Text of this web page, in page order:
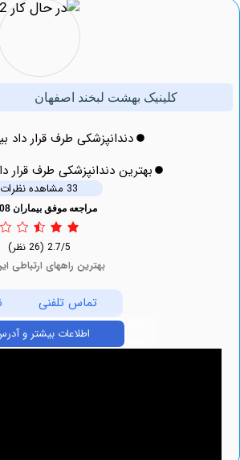
کلینیک بهشت لبخند اصفهان
دندانپزشکی طرف قرار داد بیمه
بهترین دندانپزشکی طرف قرار داد بیمه
مراجعه موفق بیماران 14708
بهترین راههای ارتباطی این دکتر
تماس تلفنی نوبت
اطلاعات بیشتر و آدرس